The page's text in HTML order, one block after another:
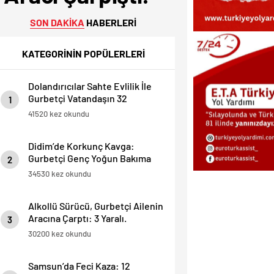
SON DAKİKA HABERLERİ
KATEGORİNİN POPÜLERLERİ
1
Dolandırıcılar Sahte Evlilik İle
Gurbetçi Vatandaşın 32
Dairesini Elinden Aldılar.
41520 kez okundu
2
Didim’de Korkunç Kavga:
Gurbetçi Genç Yoğun Bakıma
Alındı.
34530 kez okundu
3
Alkollü Sürücü, Gurbetçi Ailenin
Aracına Çarptı: 3 Yaralı.
30200 kez okundu
Samsun’da Feci Kaza: 12